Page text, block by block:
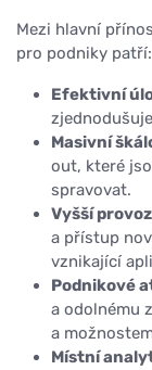
Mezi hlavní
pro podniky patří:
Efektivní
Masivní
out, které
spravovat.
Vyšší
a přístup
vznikající
Podnikové
a odolnému
a
Místní